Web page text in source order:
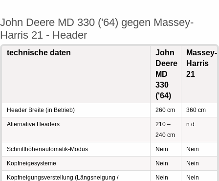
John Deere MD 330 ('64) gegen Massey-
Harris 21 - Header
technische daten
John
Deere
MD
330
('64)
Massey-
Harris
21
Header Breite (in Betrieb) 260 cm 360 cm
Alternative Headers
210 –
240 cm
n.d.
Schnitthöhenautomatik-Modus Nein Nein
Kopfneigesysteme Nein Nein
Kopfneigungsverstellung (Längsneigung /
Nein Nein